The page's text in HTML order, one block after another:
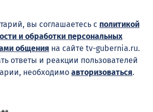
вы соглашаетесь с политикой
и обработки персональных
общения на сайте tv-gubernia.ru.
ответы и реакции пользователей
необходимо авторизоваться.